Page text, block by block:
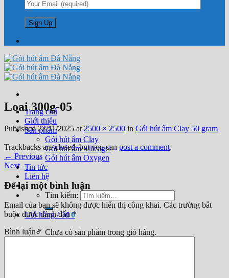
Trang chủ
Giới thiệu
Sản phẩm
Gói hút ẩm Clay
Gói hút ẩm Silicagel
Gói hút ẩm Oxygen
Tin tức
Liên hệ
Tìm kiếm:
Giỏ hàng /0₫ 0
Chưa có sản phẩm trong giỏ hàng.
Loai 300g-05
Published 22/11/2025 at 2500 × 2500 in Gói hút ẩm Clay 50 gram
Trackbacks are closed, but you can post a comment.
← Previous
Next →
Để lại một bình luận
Email của bạn sẽ không được hiển thị công khai. Các trường bắt
buộc được đánh dấu*
Bình luận*